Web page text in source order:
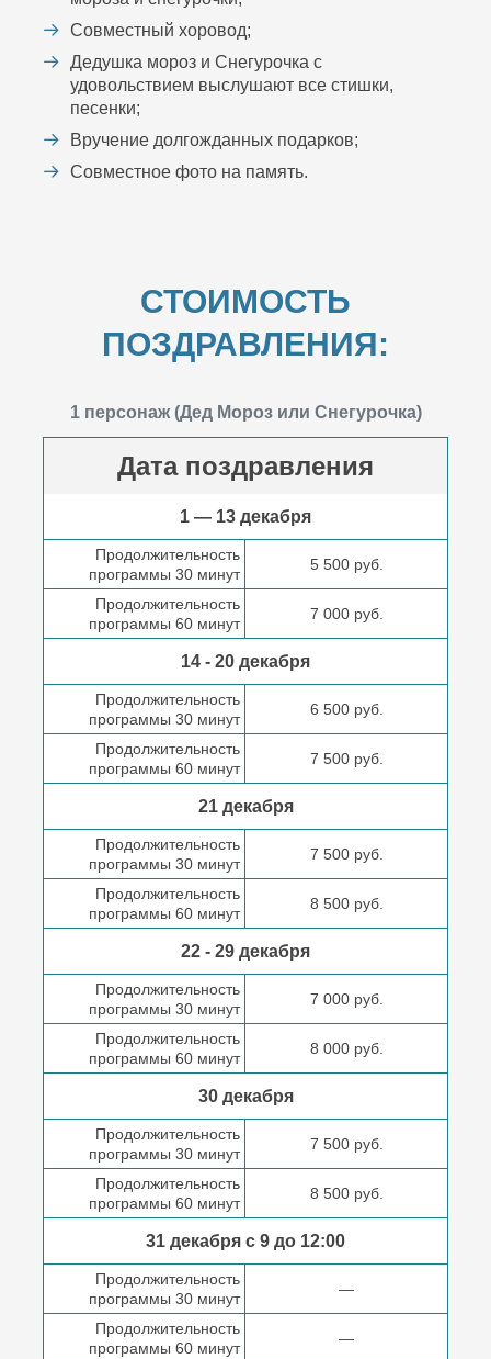
Совместный хоровод;
Дедушка мороз и Снегурочка с
удовольствием выслушают все стишки,
песенки;
Вручение долгожданных подарков;
Совместное фото на память.
СТОИМОСТЬ
ПОЗДРАВЛЕНИЯ:
1 персонаж (Дед Мороз или Снегурочка)
Дата поздравления
1 — 13 декабря
Продолжительность
программы 30 минут
5 500 руб.
Продолжительность
программы 60 минут
7 000 руб.
14 - 20 декабря
Продолжительность
программы 30 минут
6 500 руб.
Продолжительность
программы 60 минут
7 500 руб.
21 декабря
Продолжительность
программы 30 минут
7 500 руб.
Продолжительность
программы 60 минут
8 500 руб.
22 - 29 декабря
Продолжительность
программы 30 минут
7 000 руб.
Продолжительность
программы 60 минут
8 000 руб.
30 декабря
Продолжительность
программы 30 минут
7 500 руб.
Продолжительность
программы 60 минут
8 500 руб.
31 декабря с 9 до 12:00
Продолжительность
программы 30 минут
—
Продолжительность
программы 60 минут
—